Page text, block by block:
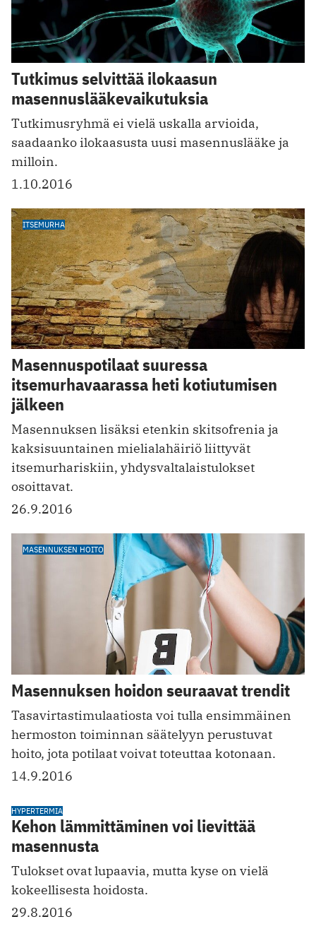
Tutkimus selvittää ilokaasun
masennuslääkevaikutuksia
Tutkimusryhmä ei vielä uskalla arvioida,
saadaanko ilokaasusta uusi masennuslääke ja
milloin.
1.10.2016
ITSEMURHA
Masennuspotilaat suuressa
itsemurhavaarassa heti kotiutumisen
jälkeen
Masennuksen lisäksi etenkin skitsofrenia ja
kaksisuuntainen mielialahäiriö liittyvät
itsemurhariskiin, yhdysvaltalaistulokset
osoittavat.
26.9.2016
MASENNUKSEN HOITO
Masennuksen hoidon seuraavat trendit
Tasavirtastimulaatiosta voi tulla ensimmäinen
hermoston toiminnan säätelyyn perustuvat
hoito, jota potilaat voivat toteuttaa kotonaan.
14.9.2016
HYPERTERMIA
Kehon lämmittäminen voi lievittää
masennusta
Tulokset ovat lupaavia, mutta kyse on vielä
kokeellisesta hoidosta.
29.8.2016